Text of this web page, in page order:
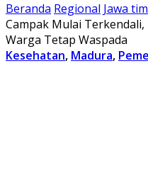
Beranda Regional Jawa
Campak Mulai
Warga Tetap Waspada
Kesehatan, Madura,